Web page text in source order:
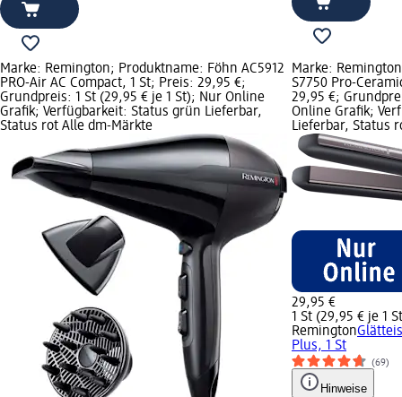
Marke: Remington; Produktname: Föhn AC5912
PRO-Air AC Compact, 1 St; Preis: 29,95 €;
Grundpreis: 1 St (29,95 € je 1 St); Nur Online
Grafik; Verfügbarkeit: Status grün Lieferbar,
Status rot Alle dm-Märkte
Marke:
S7750 Pro-
29,95 €;
Online Grafik;
Lieferbar, Status
29,95 €
1 St (29,95 € je 1
Remington
Plus, 1 St
(69)
Hinweise